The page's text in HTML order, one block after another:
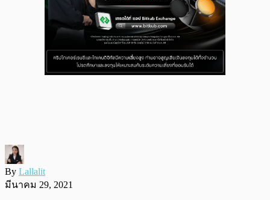
By Lallalit
มีนาคม 29, 2021